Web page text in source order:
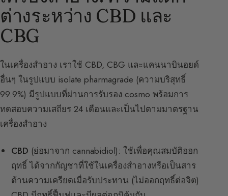
ต่างระหว่าง CBD และ
CBG
ในเครื่องสำอาง เราใช้ CBD, CBG และแคนนาบินอยด์
อื่นๆ ในรูปแบบ isolate pharmagrade (ความบริสุทธิ์
99.9%) มีรูปแบบที่ผ่านการรับรอง cosmo พร้อมการ
ทดสอบความเสถียร 24 เดือนและเป็นไปตามมาตรฐาน
เครื่องสำอาง
CBD (ย่อมาจาก cannabidiol): ใช้เพื่อคุณสมบัติออก
ฤทธิ์ ได้จากกัญชาที่ใช้ในเครื่องสำอางหรือเป็นสาร
ต้านความเครียดเมื่อรับประทาน (ไม่ออกฤทธิ์ต่อจิต)